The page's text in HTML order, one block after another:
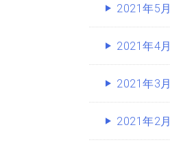
2021年5月
2021年4月
2021年3月
2021年2月